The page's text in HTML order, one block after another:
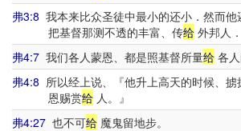
弗3:8 我本来比众圣徒中最小的还小．然而
把基督那测不透的丰富、传给外邦人．
弗4:7 我们各人蒙恩、都是照基督所量给 各人
弗4:8 所以经上说、『他升上高天的时候、
恩赐赏给人。』
弗4:27 也不可给 魔鬼留地步。